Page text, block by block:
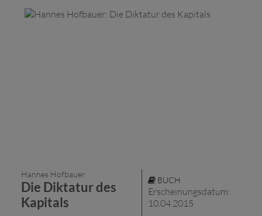
Hannes Hofbauer
Die Diktatur des
Kapitals
BUCH
Erscheinungsdatum:
10.04.2015